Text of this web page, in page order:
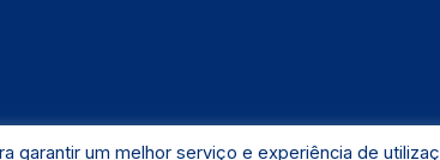
um melhor serviço e experiência de